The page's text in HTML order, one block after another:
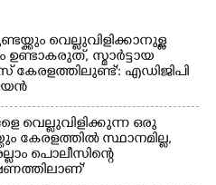
വെല്ലുവിളിക്കാനുള്ള
ഉണ്ടാകരുത്, സ്മാർട്ടായ
കേരളത്തിലുണ്ട്': എഡിജിപി
വെല്ലുവിളിക്കുന്ന ഒരു
കേരളത്തിൽ സ്ഥാനമില്ല,​
പൊലീസിന്റെ